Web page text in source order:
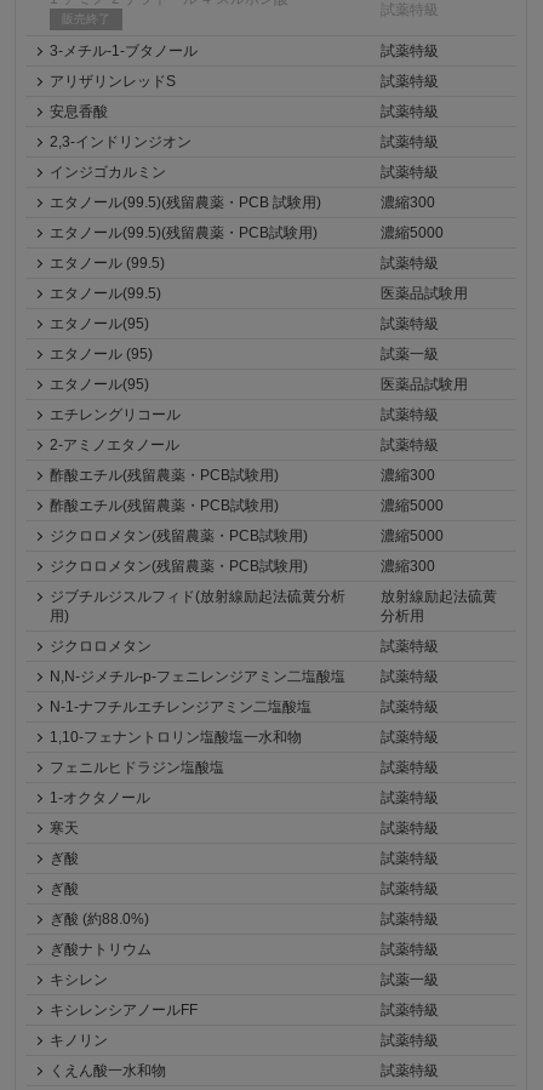
販売終了
試薬特級
3-メチル-1-ブタノール
試薬特級
アリザリンレッドS
試薬特級
安息香酸
試薬特級
2,3-インドリンジオン
試薬特級
インジゴカルミン
試薬特級
エタノール(99.5)(残留農薬・PCB 試験用)
濃縮300
エタノール(99.5)(残留農薬・PCB試験用)
濃縮5000
エタノール (99.5)
試薬特級
エタノール(99.5)
医薬品試験用
エタノール(95)
試薬特級
エタノール (95)
試薬一級
エタノール(95)
医薬品試験用
エチレングリコール
試薬特級
2-アミノエタノール
試薬特級
酢酸エチル(残留農薬・PCB試験用)
濃縮300
酢酸エチル(残留農薬・PCB試験用)
濃縮5000
ジクロロメタン(残留農薬・PCB試験用)
濃縮5000
ジクロロメタン(残留農薬・PCB試験用)
濃縮300
ジブチルジスルフィド(放射線励起法硫黄分析
用)
放射線励起法硫黄
分析用
ジクロロメタン
試薬特級
N,N-ジメチル-p-フェニレンジアミン二塩酸塩
試薬特級
N-1-ナフチルエチレンジアミン二塩酸塩
試薬特級
1,10-フェナントロリン塩酸塩一水和物
試薬特級
フェニルヒドラジン塩酸塩
試薬特級
1-オクタノール
試薬特級
寒天
試薬特級
ぎ酸
試薬特級
ぎ酸
試薬特級
ぎ酸 (約88.0%)
試薬特級
ぎ酸ナトリウム
試薬特級
キシレン
試薬一級
キシレンシアノールFF
試薬特級
キノリン
試薬特級
くえん酸一水和物
試薬特級